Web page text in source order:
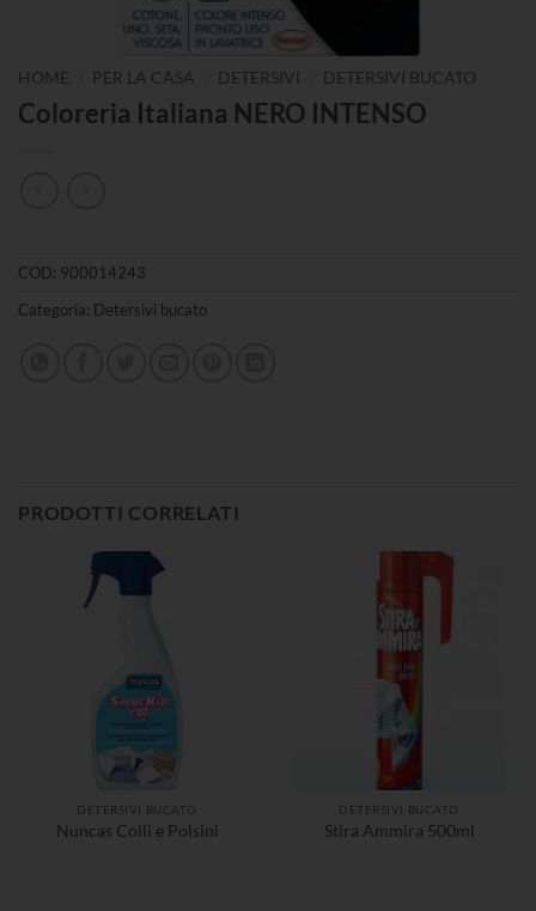
HOME PER LA CASA DETERSIVI DETERSIVI BUCATO
Coloreria Italiana NERO INTENSO
COD: 900014243
Categoria: Detersivi bucato
PRODOTTI CORRELATI
DETERSIVI BUCATO
Nuncas Colli e Polsini
DETERSIVI BUCATO
Stira Ammira 500ml